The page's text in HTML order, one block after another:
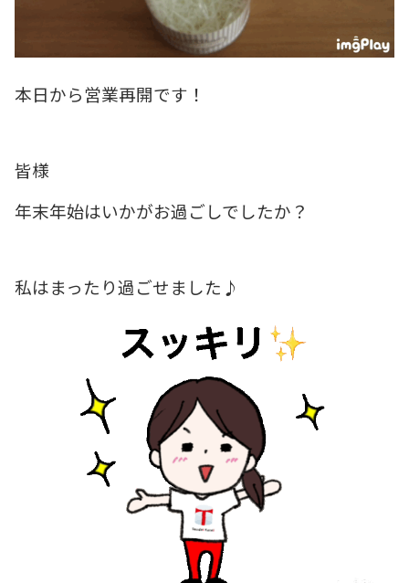
本日から営業再開です！
皆様
年末年始はいかがお過ごしでしたか？
私はまったり過ごせました♪